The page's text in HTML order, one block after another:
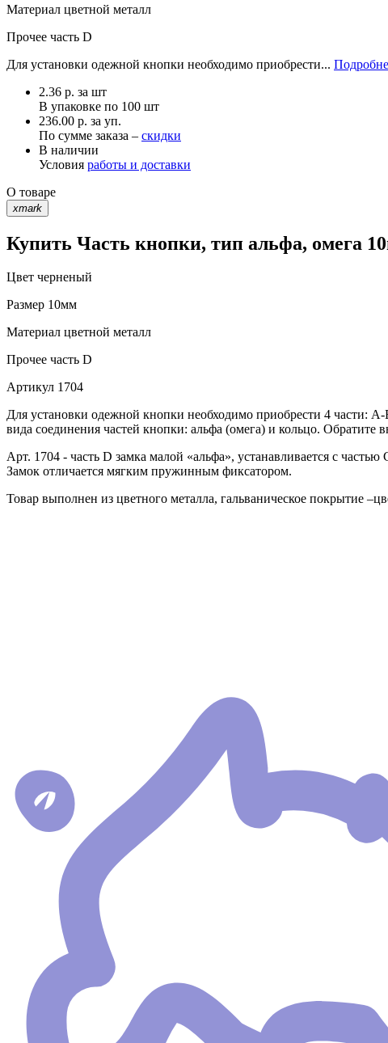
Материал цветной металл
Прочее часть D
Для установки одежной кнопки необходимо приобрести...
2.36 р. за шт
В упаковке по 100 шт
236.00 р. за уп.
По сумме заказа – скидки
В наличии
Условия работы и доставки
О товаре
xmark
Купить Часть кнопки, тип альфа, омега
Цвет черненый
Размер 10мм
Материал цветной металл
Прочее часть D
Артикул 1704
Для установки одежной кнопки необходимо приобрести 4 части:
вида соединения частей кнопки: альфа (омега) и кольцо. Обратите
Арт. 1704 - часть D замка малой «альфа», устанавливается с
Замок отличается мягким пружинным фиксатором.
Товар выполнен из цветного металла, гальваническое покрытие